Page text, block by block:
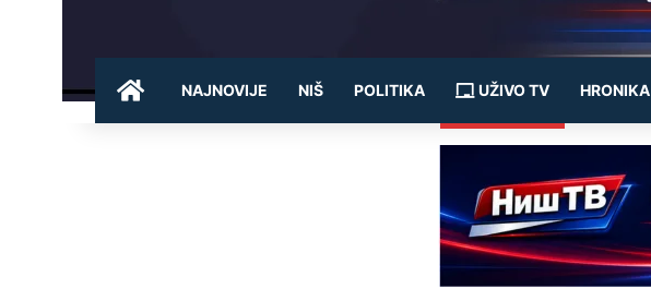
POČETNA
NAJNOVIJE NIŠ POLITIKA UŽIVO TV HRONIKA